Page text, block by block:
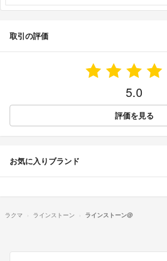
取引の評価
5.0
評価を見る
お気に入りブランド
ラクマ ラインストーン ラインストーン@